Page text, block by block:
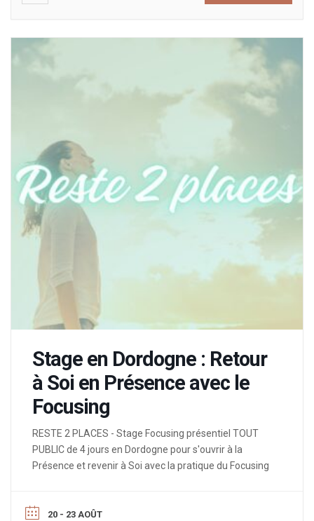
Stage en Dordogne : Retour
à Soi en Présence avec le
Focusing
RESTE 2 PLACES - Stage Focusing présentiel TOUT
PUBLIC de 4 jours en Dordogne pour s'ouvrir à la
Présence et revenir à Soi avec la pratique du Focusing
20 - 23 AOÛT